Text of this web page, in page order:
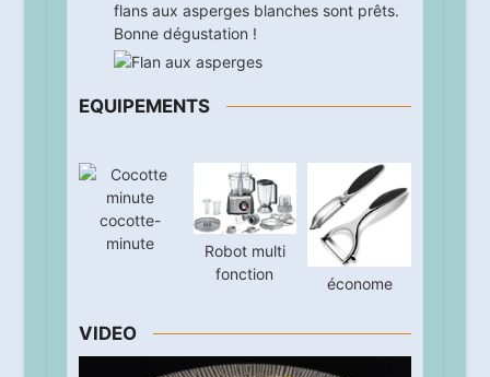
flans aux asperges blanches sont prêts.
Bonne dégustation !
EQUIPEMENTS
cocotte-
minute
Robot multi
fonction
économe
VIDEO